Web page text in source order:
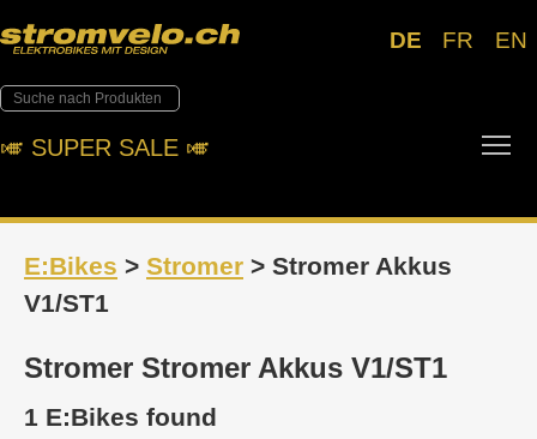
DE FR EN
🎺︎ SUPER SALE 🎺︎
E:Bikes > Stromer > Stromer Akkus
V1/ST1
Stromer Stromer Akkus V1/ST1
1 E:Bikes found